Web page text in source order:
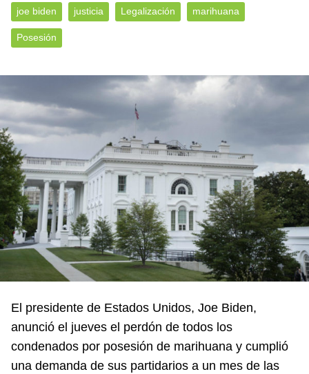
joe biden justicia Legalización marihuana
Posesión
El presidente de Estados Unidos, Joe Biden,
anunció el jueves el perdón de todos los
condenados por posesión de marihuana y cumplió
una demanda de sus partidarios a un mes de las